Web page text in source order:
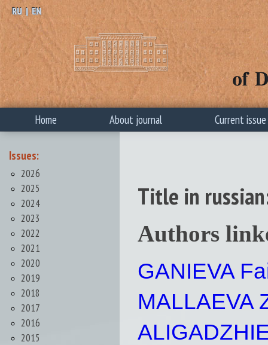
RU | EN
Home About journal Current issue
Issues:
2026
2025
2024
2023
2022
2021
2020
2019
2018
2017
2016
2015
Title in
Authors
GANIEVA
MALLAEVA